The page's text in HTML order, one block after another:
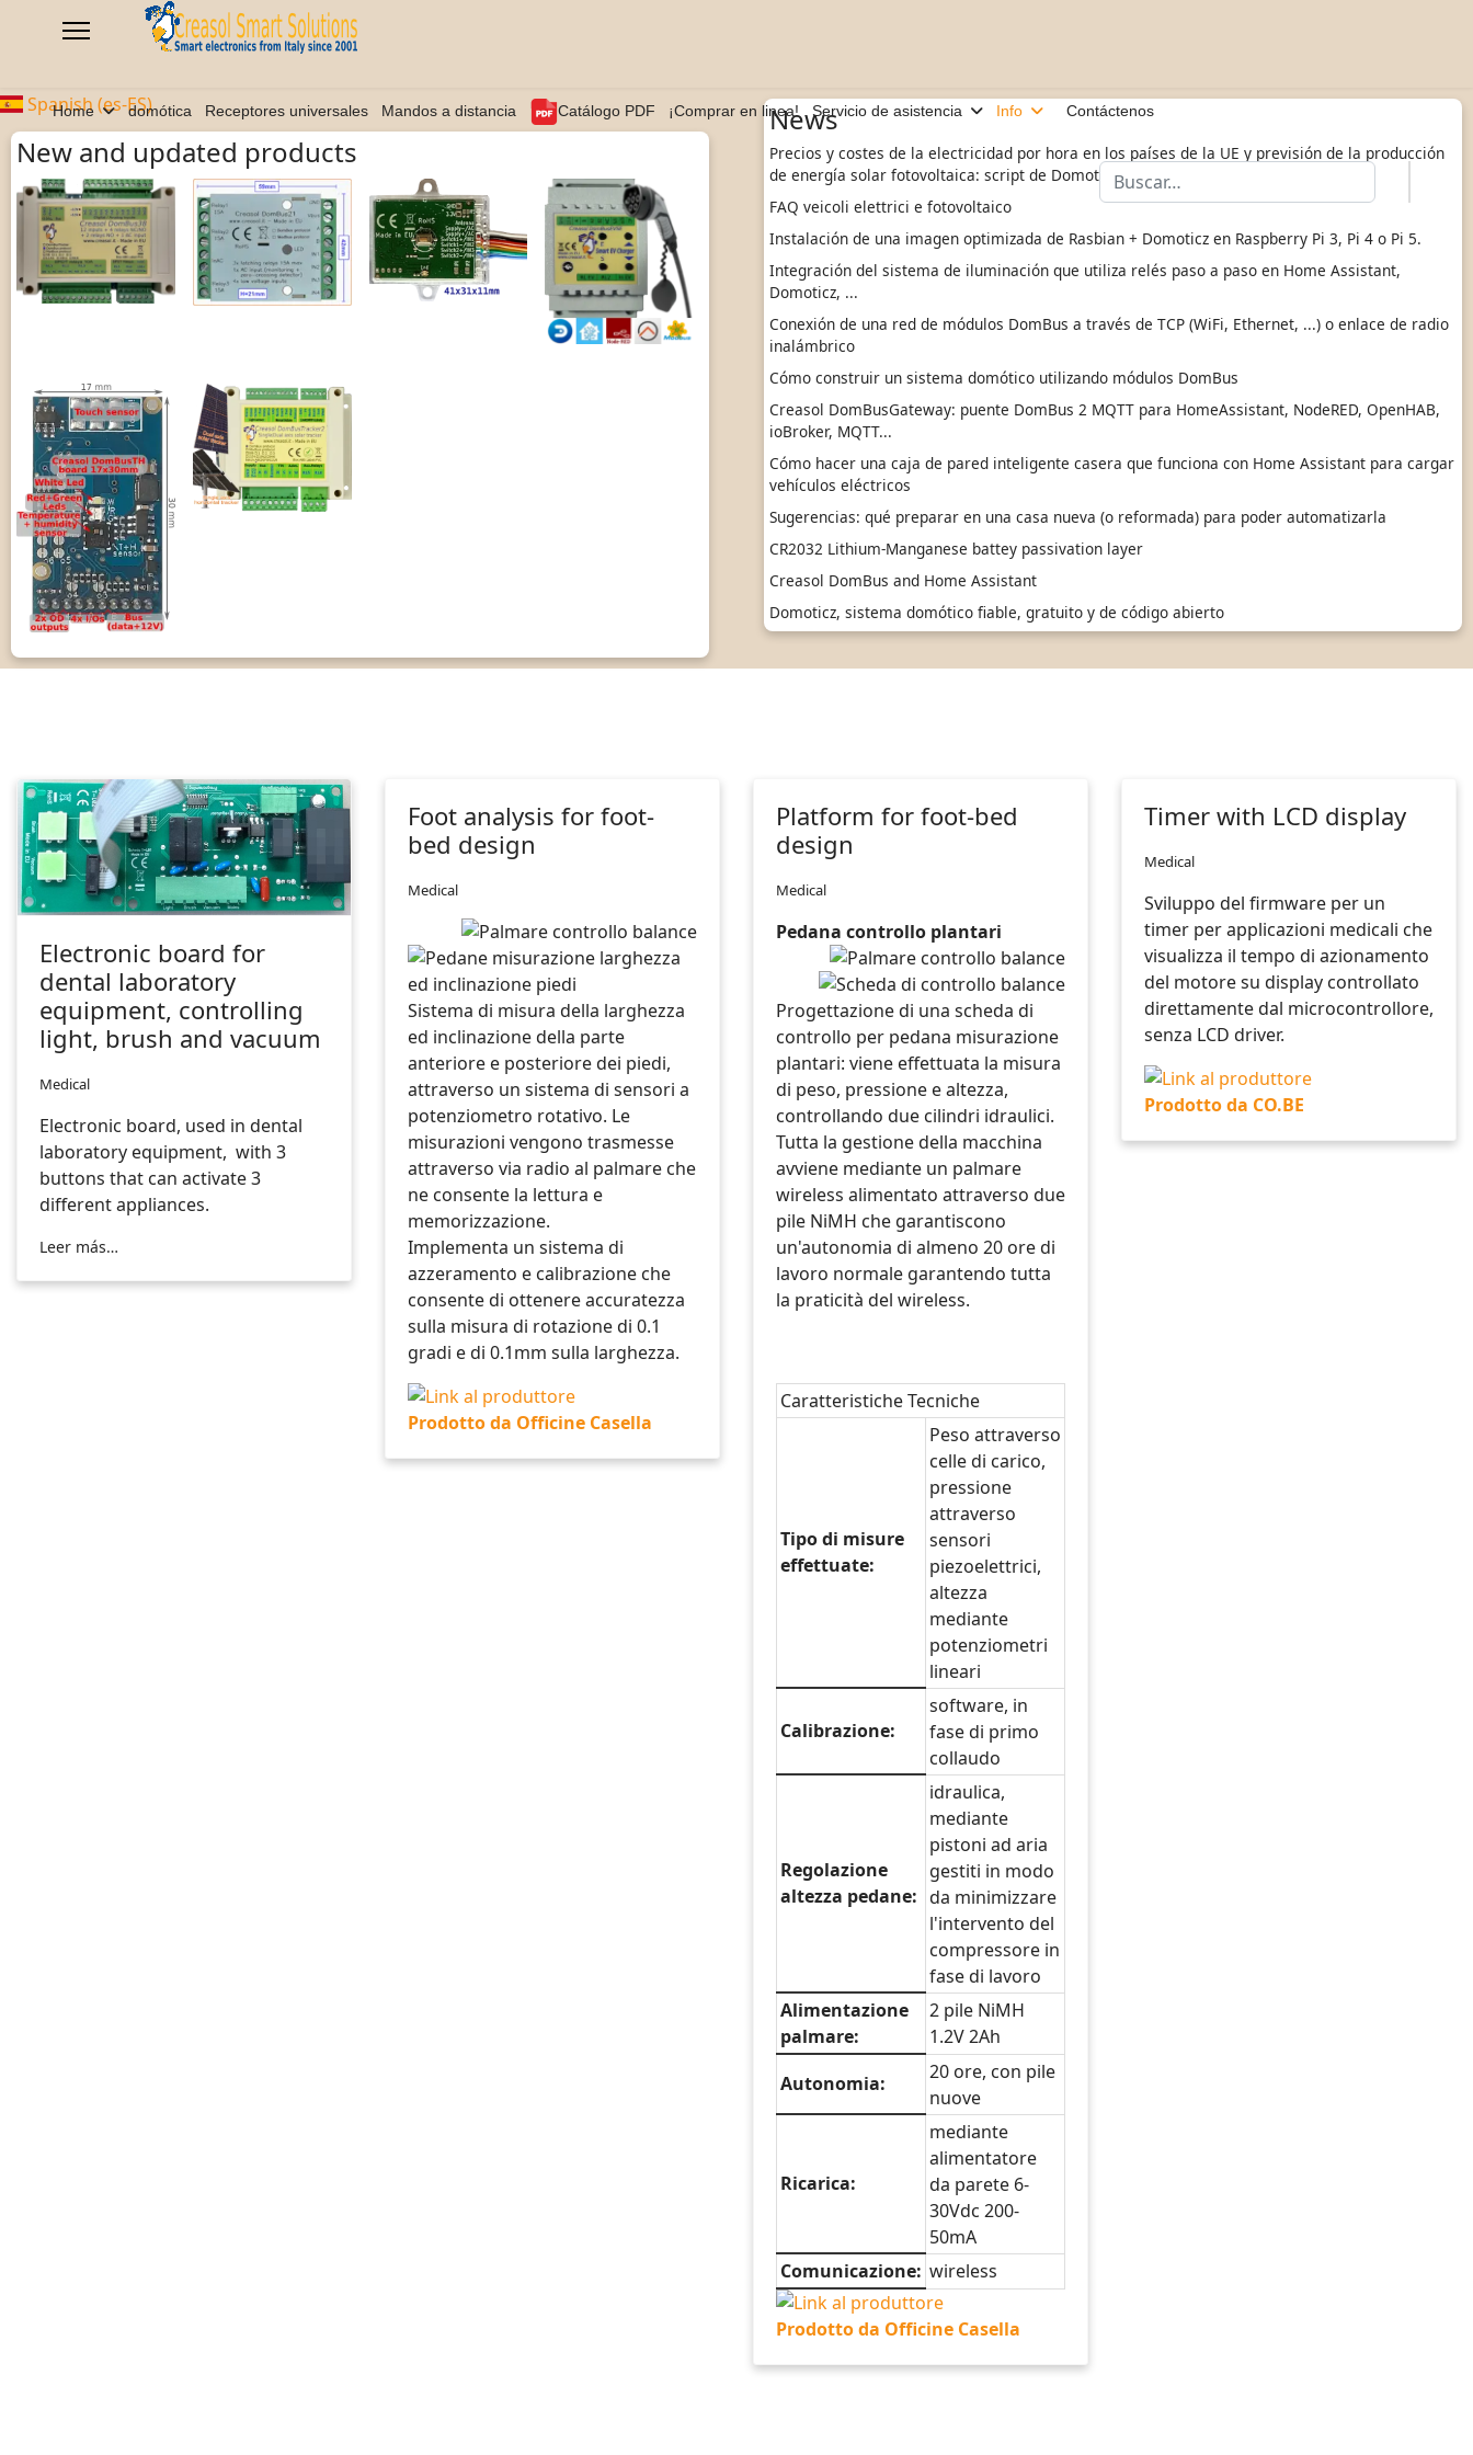
Home domótica Receptores universales Mandos a distancia Catálogo PDF ¡Comprar en linea! Servicio de asistencia Info Contáctenos
Buscar
Spanish (es-ES)
New and updated products
News
Precios y costes de la electricidad por hora en los países de la UE y previsión de la producción
de energía solar fotovoltaica: script de Domoticz
FAQ veicoli elettrici e fotovoltaico
Instalación de una imagen optimizada de Rasbian + Domoticz en Raspberry Pi 3, Pi 4 o Pi 5.
Integración del sistema de iluminación que utiliza relés paso a paso en Home Assistant,
Domoticz, ...
Conexión de una red de módulos DomBus a través de TCP (WiFi, Ethernet, ...) o enlace de radio
inalámbrico
Cómo construir un sistema domótico utilizando módulos DomBus
Creasol DomBusGateway: puente DomBus 2 MQTT para HomeAssistant, NodeRED, OpenHAB,
ioBroker, MQTT...
Cómo hacer una caja de pared inteligente casera que funciona con Home Assistant para cargar
vehículos eléctricos
Sugerencias: qué preparar en una casa nueva (o reformada) para poder automatizarla
CR2032 Lithium-Manganese battey passivation layer
Creasol DomBus and Home Assistant
Domoticz, sistema domótico fiable, gratuito y de código abierto
Electronic board for
dental laboratory
equipment, controlling
light, brush and vacuum
Medical
Electronic board, used in dental
laboratory equipment, with 3
buttons that can activate 3
different appliances.
Leer más…
Foot analysis for foot-
bed design
Medical
Sistema di misura della larghezza
ed inclinazione della parte
anteriore e posteriore dei piedi,
attraverso un sistema di sensori a
potenziometro rotativo. Le
misurazioni vengono trasmesse
attraverso via radio al palmare che
ne consente la lettura e
memorizzazione.
Implementa un sistema di
azzeramento e calibrazione che
consente di ottenere accuratezza
sulla misura di rotazione di 0.1
gradi e di 0.1mm sulla larghezza.
Prodotto da Officine Casella
Platform for foot-bed
design
Medical
Pedana controllo plantari
Progettazione di una scheda di
controllo per pedana misurazione
plantari: viene effettuata la misura
di peso, pressione e altezza,
controllando due cilindri idraulici.
Tutta la gestione della macchina
avviene mediante un palmare
wireless alimentato attraverso due
pile NiMH che garantiscono
un'autonomia di almeno 20 ore di
lavoro normale garantendo tutta
la praticità del wireless.
Caratteristiche Tecniche
Tipo di misure
effettuate:
Peso attraverso
celle di carico,
pressione
attraverso
sensori
piezoelettrici,
altezza
mediante
potenziometri
lineari
Calibrazione:
software, in
fase di primo
collaudo
Regolazione
altezza pedane:
idraulica,
mediante
pistoni ad aria
gestiti in modo
da minimizzare
l'intervento del
compressore in
fase di lavoro
Alimentazione
palmare:
2 pile NiMH
1.2V 2Ah
Autonomia:
20 ore, con pile
nuove
Ricarica:
mediante
alimentatore
da parete 6-
30Vdc 200-
50mA
Comunicazione: wireless
Prodotto da Officine Casella
Timer with LCD display
Medical
Sviluppo del firmware per un
timer per applicazioni medicali che
visualizza il tempo di azionamento
del motore su display controllato
direttamente dal microcontrollore,
senza LCD driver.
Prodotto da CO.BE